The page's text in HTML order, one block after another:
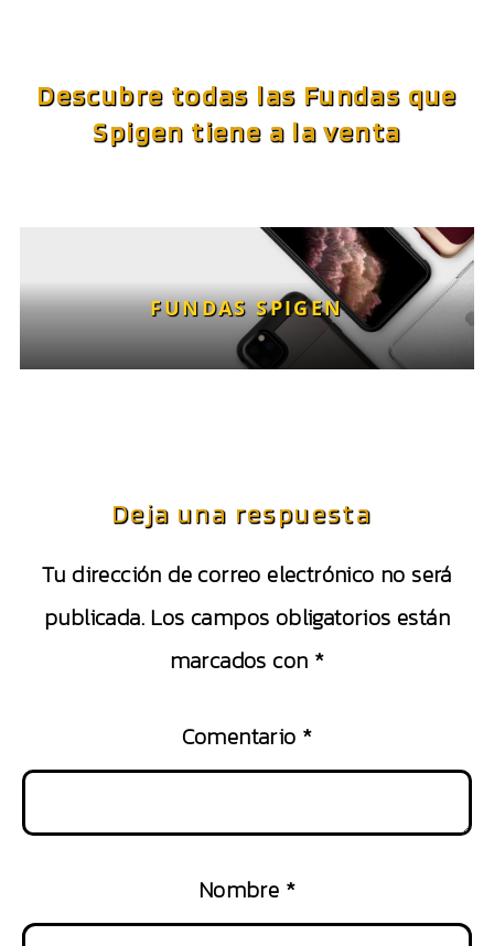
Descubre todas las Fundas que
Spigen tiene a la venta
FUNDAS SPIGEN
Deja una respuesta
Tu dirección de correo electrónico no será
publicada. Los campos obligatorios están
marcados con *
Comentario *
Nombre *